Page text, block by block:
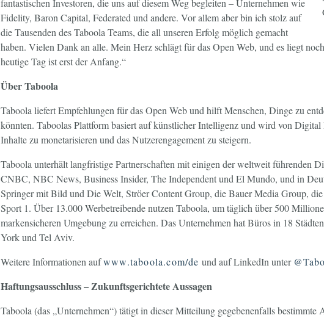
fantastischen Investoren, die uns auf diesem Weg begleiten – Unternehmen wie
Fidelity, Baron Capital, Federated und andere. Vor allem aber bin ich stolz auf
die Tausenden des Taboola Teams, die all unseren Erfolg möglich gemacht
haben. Vielen Dank an alle. Mein Herz schlägt für das Open Web, und es liegt
heutige Tag ist erst der Anfang.“
Über Taboola
Taboola liefert Empfehlungen für das Open Web und hilft Menschen, Dinge zu
könnten. Taboolas Plattform basiert auf künstlicher Intelligenz und wird von Digital
Inhalte zu monetarisieren und das Nutzerengagement zu steigern.
Taboola unterhält langfristige Partnerschaften mit einigen der weltweit führenden
CNBC, NBC News, Business Insider, The Independent und El Mundo, und in
Springer mit Bild und Die Welt, Ströer Content Group, die Bauer Media Group,
Sport 1. Über 13.000 Werbetreibende nutzen Taboola, um täglich über 500
markensicheren Umgebung zu erreichen. Das Unternehmen hat Büros in 18
York und Tel Aviv.
Weitere Informationen aufwww.taboola.com/de und auf LinkedIn unter
Haftungsausschluss – Zukunftsgerichtete Aussagen
Taboola (das „Unternehmen“) tätigt in dieser Mitteilung gegebenenfalls bestimmte